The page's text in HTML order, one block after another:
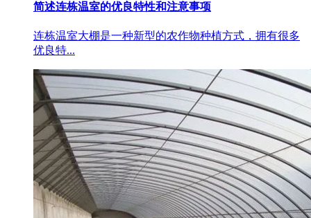
简述连栋温室的优良特性和注意事项
连栋温室大棚是一种新型的农作物种植方式，拥有很多
优良特...